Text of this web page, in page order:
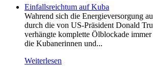
Einfallsreichtum auf Kuba
Wahrend sich die Energieversorgung
durch die von US-Präsident Donald
verhängte komplette Ölblockade
die Kubanerinnen und...
Weiterlesen